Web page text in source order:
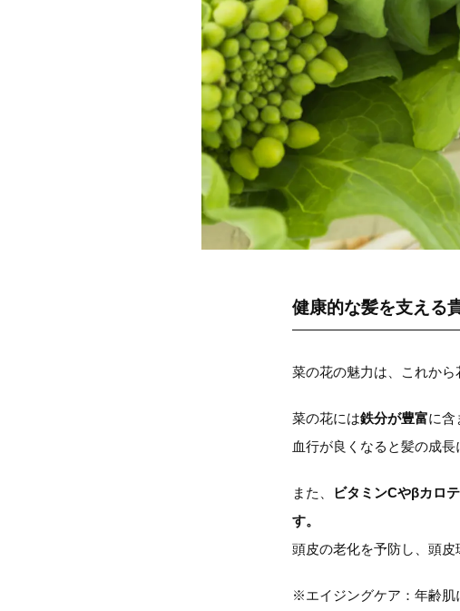
健康的な髪を支える
菜の花の魅力は、これから
菜の花には鉄分が豊富に含
血行が良くなると髪の成
また、 ビタミンCやβカロ
す。
頭皮の老化を予防し、頭皮
※エイジングケア：年齢肌